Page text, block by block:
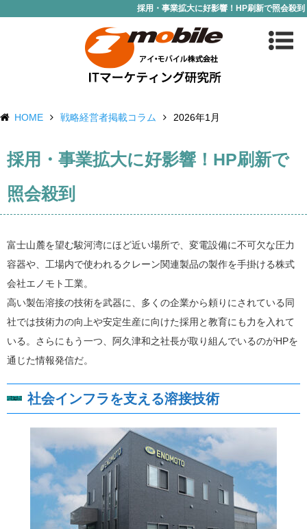
採用・事業拡大に好影響！HP刷新で照会殺到
HOME 戦略経営者掲載コラム 2026年1月
採用・事業拡大に好影響！HP刷新で
照会殺到
富士山麓を望む駿河湾にほど近い場所で、変電設備に不可欠な圧力
容器や、工場内で使われるクレーン関連製品の製作を手掛ける株式
会社エノモト工業。
高い製缶溶接の技術を武器に、多くの企業から頼りにされている同
社では技術力の向上や安定生産に向けた採用と教育にも力を入れて
いる。さらにもう一つ、阿久津和之社長が取り組んでいるのがHPを
通じた情報発信だ。
社会インフラを支える溶接技術